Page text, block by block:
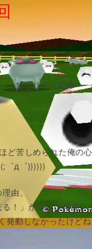
※お守りアリ国際
ど苦しめられた俺の
゜д゜))))))
由、
る！」がついに達成し
発動しなかったけど